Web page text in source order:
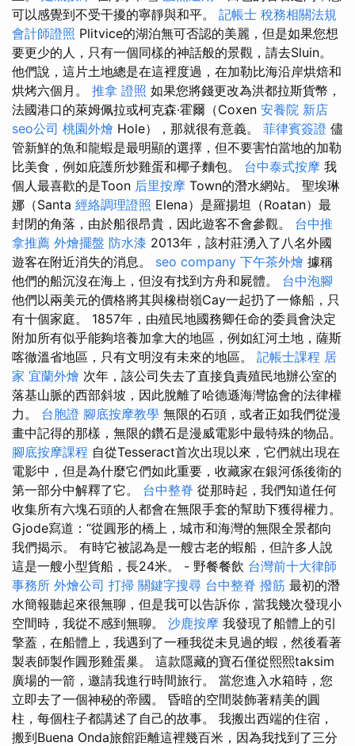
可以感覺到不受干擾的寧靜與和平。 記帳士 稅務相關法規
會計師證照 Plitvice的湖泊無可否認的美麗，但是如果您想
要更少的人，只有一個同樣的神話般的景觀，請去Sluin。
他們說，這片土地總是在這裡度過，在加勒比海沿岸烘焙和
烘烤六個月。 推拿 證照 如果您將錢更改為洪都拉斯貨幣，
法國港口的萊姆佩拉或柯克森·霍爾（Coxen 安養院 新店
seo公司 桃園外燴 Hole），那就很有意義。 菲律賓簽證 儘
管新鮮的魚和龍蝦是最明顯的選擇，但不要害怕當地的加勒
比美食，例如庇護所炒雞蛋和椰子麵包。 台中泰式按摩 我
個人最喜歡的是Toon 后里按摩 Town的潛水網站。 聖埃琳
娜（Santa 經絡調理證照 Elena）是羅揚坦（Roatan）最
封閉的角落，由於船很昂貴，因此遊客不會參觀。 台中推
拿推薦 外燴擺盤 防水漆 2013年，該村莊湧入了八名外國
遊客在附近消失的消息。 seo company 下午茶外燴 據稱
他們的船沉沒在海上，但沒有找到方舟和屍體。 台中泡腳
他們以兩美元的價格將其與橡樹嶺Cay一起扔了一條船，只
有十個家庭。 1857年，由殖民地國務卿任命的委員會決定
附加所有似乎能夠培養加拿大的地區，例如紅河土地，薩斯
喀徹溫省地區，只有文明沒有未來的地區。 記帳士課程 居
家 宜蘭外燴 次年，該公司失去了直接負責殖民地辦公室的
落基山脈的西部斜坡，因此脫離了哈德遜海灣協會的法律權
力。 台胞證 腳底按摩教學 無限的石頭，或者正如我們從漫
畫中記得的那樣，無限的鑽石是漫威電影中最特殊的物品。
腳底按摩課程 自從Tesseract首次出現以來，它們就出現在
電影中，但是為什麼它們如此重要，收藏家在銀河係後衛的
第一部分中解釋了它。 台中整脊 從那時起，我們知道任何
收集所有六塊石頭的人都會在無限手套的幫助下獲得權力。
Gjode寫道：“從圓形的橋上，城市和海灣的無限全景都向
我們揭示。 有時它被認為是一艘古老的蝦船，但許多人說
這是一艘小型貨船，長24米。 - 野餐餐飲 台灣前十大律師
事務所 外燴公司 打掃 關鍵字搜尋 台中整脊 撥筋 最初的潛
水簡報聽起來很無聊，但是我可以告訴你，當我幾次發現小
空間時，我從不感到無聊。 沙鹿按摩 我發現了船體上的引
擎蓋，在船體上，我遇到了一種我從未見過的蝦，然後看著
製表師製作圓形雞蛋巢。 這款隱藏的寶石僅從熙熙taksim
廣場的一箭，邀請我進行時間旅行。 當您進入水箱時，您
立即去了一個神秘的帝國。 昏暗的空間裝飾著精美的圓
柱，每個柱子都講述了自己的故事。 我搬出西端的住宿，
搬到Buena Onda旅館距離這裡幾百米，因為我找到了三分